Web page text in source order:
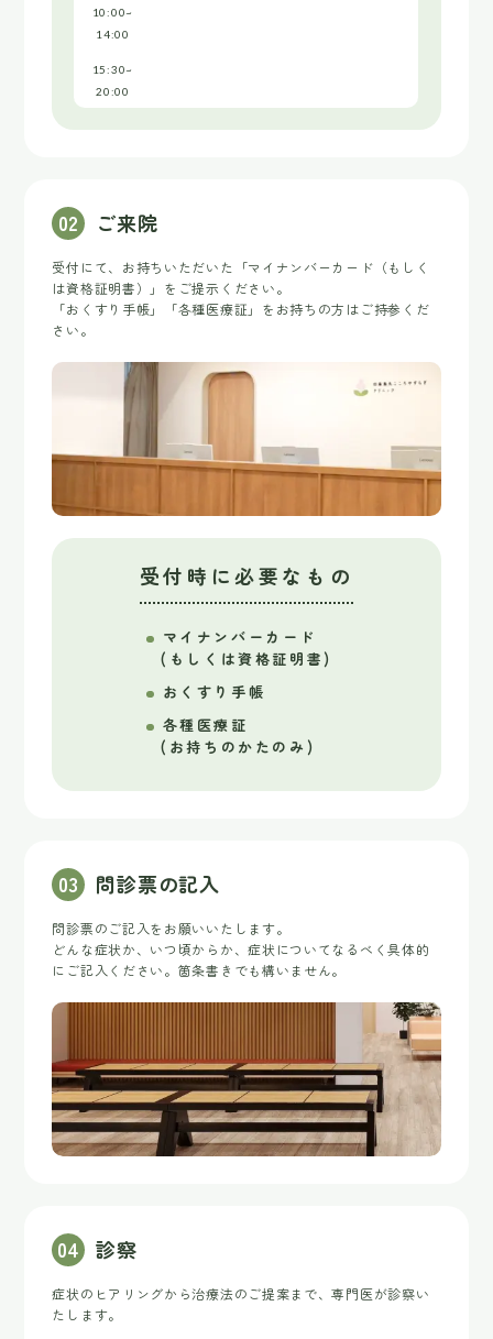
10:00~
14:00
15:30~
20:00
02 ご来院
受付にて、お持ちいただいた「マイナンバーカード（もしく
は資格証明書）」をご提示ください。
「おくすり手帳」「各種医療証」をお持ちの方はご持参くだ
さい。
受付時に必要なもの
マイナンバーカード
(もしくは資格証明書)
おくすり手帳
各種医療証
(お持ちのかたのみ)
03 問診票の記入
問診票のご記入をお願いいたします。
どんな症状か、いつ頃からか、症状についてなるべく具体的
にご記入ください。箇条書きでも構いません。
04 診察
症状のヒアリングから治療法のご提案まで、専門医が診察い
たします。